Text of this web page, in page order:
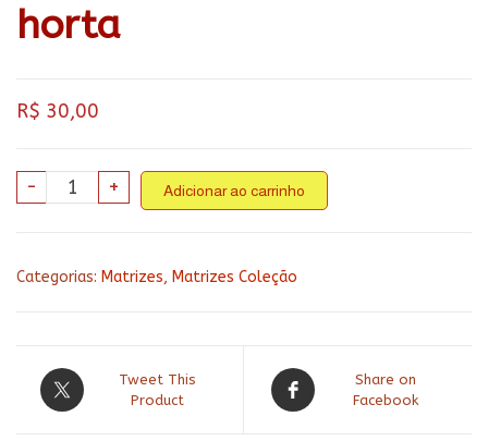
horta
R$ 30,00
-
Coleção
cozinha
horta
+ Adicionar ao carrinho
Categorias: Matrizes, Matrizes Coleção
Tweet This
Product
Share on
Facebook